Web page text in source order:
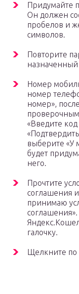
Придумайте
Он должен
пробелов и
символов.
Повторите
назначенный
Номер
номер
номер»,
проверочным
«Введите
выберите «У
будет
него.
Прочтите
соглашения и
принимаю
соглашения».
галочку.
Щелкните по